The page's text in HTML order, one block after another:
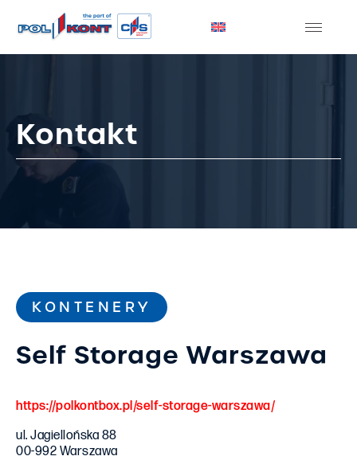
Kontakt
KONTENERY
Self Storage Warszawa
https://polkontbox.pl/self-storage-warszawa/
ul. Jagiellońska 88
00-992 Warszawa